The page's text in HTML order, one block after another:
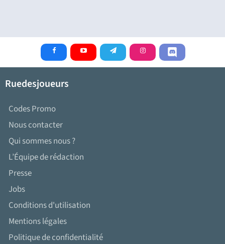
Ruedesjoueurs
Codes Promo
Nous contacter
Qui sommes nous ?
L’Équipe de rédaction
Presse
Jobs
Conditions d'utilisation
Mentions légales
Politique de confidentialité